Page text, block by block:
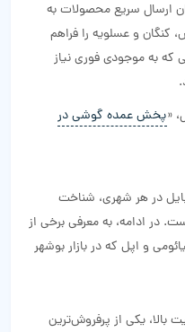
ارسال سریع محصولات به
کنگان و عسلویه را فراهم
که به موجودی فوری نیاز
«پخش عمده گوشی در
در هر شهری، شناخت
در ادامه، به معرفی برخی از
و اپل که در بازار بوشهر
یکی از پرفروش‌ترین